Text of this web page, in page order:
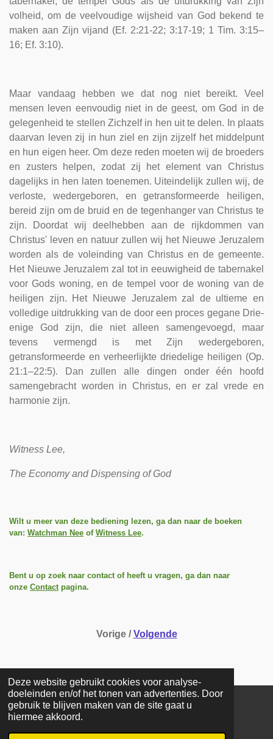
Deze website gebruikt cookies voor analyse-
doeleinden en/of het tonen van advertenties. Door
gebruik te blijven maken van de site gaat u
hiermee akkoord.
volheid, om de veelvoudige wijsheid van God bekend te
maken aan Zijn vijand (Ef. 2:21-22; 3:17-19; 1 Tim. 3:15–
16; Ef. 3:10).
Maar vandaag hebben we dat nog niet bereikt. Veel
mensen leven eenvoudig niet in de geest, om God in de
gelegenheid te stellen Zichzelf in hen uit te delen. In plaats
daarvan leven zij in hun ziel en zijn zijzelf het middelpunt
en hun eigen heer. Om deze reden moeten wij de broeders
en zusters helpen, zodat zij het element van Christus
dagelijks in hen laten toenemen. Uiteindelijk zullen wij, de
verloste, wedergeboren, en getransformeerde heiligen,
bereid zijn om de bruid en de tegenhanger van Christus te
zijn. Doordat wij deelhebben aan de rijkdommen van
Christus' leven en natuur zullen wij het Nieuwe Jeruzalem
worden als de voleinding van Christus en de gemeente.
Het Nieuwe Jeruzalem zal tot in eeuwigheid de tabernakel
voor Gods woning, en de tempel voor de woning van de
heiligen zijn. Het Nieuwe Jeruzalem zal de ultieme en
volledige uitdrukking van de door een proces gegane Drie-
enige God zijn, die niet alleen samengevoegd, maar
tevens vermengd is met Zijn wedergeboren,
getransformeerde en verheerlijkte driedelige heiligen (Op.
21:1–22:5). Dan zullen alle dingen onder één hoofd
samengebracht worden in Christus, en er zal vrede en
harmonie zijn.
Witness Lee,
The Economy and Dispensing of God
Wilt u meer van deze bediening lezen, ga dan naar de boeken
van: Watchman Nee of Witness Lee.
Bent u op zoek naar contact of heeft u vragen, ga dan naar
onze Contactpagina.
Vorige /Volgende
COPYRIGHT © 2025 Stichting De Stroom. Alle rechten
toestemming is verboden.